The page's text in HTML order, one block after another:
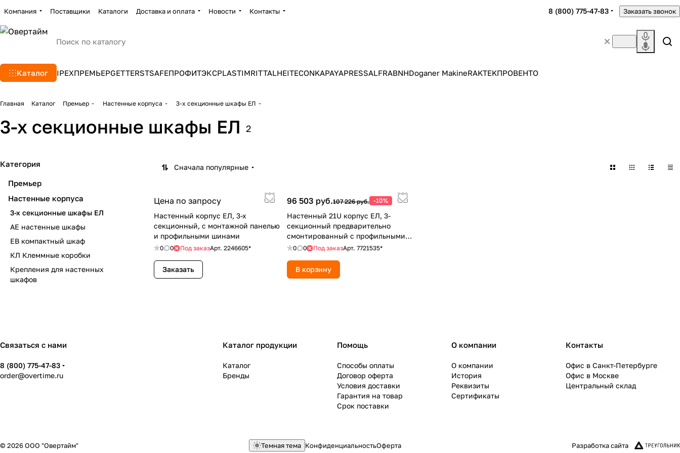
Компания Поставщики Каталоги Доставка и оплата Новости Контакты 8 (800) 775-47-83 Заказать звонок
Каталог IPEXПРЕМЬЕРGETTERSTSAFEПРОФИТЭКСPLASTIMRITTALHEITECONKAPAYAPRESSALFRABNHDoganer MakineRAKTEKПРОВЕНТО
Главная Каталог Премьер Настенные корпуса 3-х секционные шкафы ЕЛ
3-х секционные шкафы ЕЛ 2
Сначала популярные
Цена по запросу
Настенный корпус ЕЛ, 3-х
секционный, с монтажной панелью
и профильными шинами
0 0 Под заказАрт. 2246605*
Заказать
96 503 руб.107 226 руб. -10%
Настенный 21U корпус ЕЛ, 3-
секционный предварительно
смонтированный с профильными
19" шинами, с регулировкой
0 0 Под заказАрт. 7721535*
В корзину
Категория
Премьер
Настенные корпуса
3-х секционные шкафы ЕЛ
АЕ настенные шкафы
ЕВ компактный шкаф
КЛ Клеммные коробки
Крепления для настенных
шкафов
Связаться с нами
8 (800) 775-47-83
order@overtime.ru
Каталог продукции
Каталог
Бренды
Помощь
Способы оплаты
Договор оферта
Условия доставки
Гарантия на товар
Срок поставки
О компании
О компании
История
Реквизиты
Сертификаты
Контакты
Офис в Санкт-Петербурге
Офис в Москве
Центральный склад
© 2026 ООО "Овертайм" Темная тема КонфиденциальностьОферта Разработка сайта